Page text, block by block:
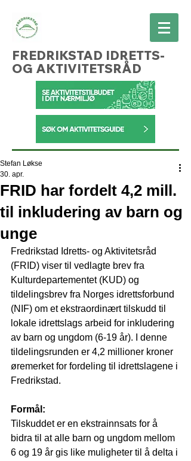
FREDRIKSTAD IDRETTS-
OG AKTIVITETSRÅD
FRID har fordelt 4,2 mill.
til inkludering av barn og
unge
Stefan Løkse
30. apr.
Fredrikstad Idretts- og Aktivitetsråd
(FRID) viser til vedlagte brev fra
Kulturdepartementet (KUD) og
tildelingsbrev fra Norges idrettsforbund
(NIF) om et ekstraordinært tilskudd til
lokale idrettslags arbeid for inkludering
av barn og ungdom (6-19 år). I denne
tildelingsrunden er 4,2 millioner kroner
øremerket for fordeling til idrettslagene i
Fredrikstad.
Formål:
Tilskuddet er en ekstrainnsats for å
bidra til at alle barn og ungdom mellom
6 og 19 år gis like muligheter til å delta i